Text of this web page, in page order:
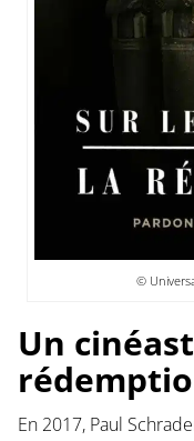
©
Un
En 2017, Paul